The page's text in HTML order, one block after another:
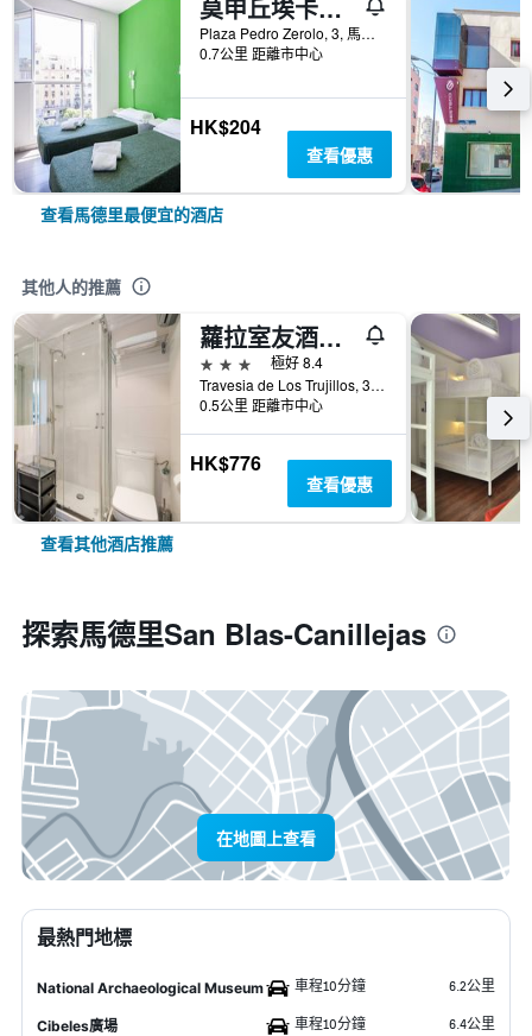
莫申丘埃卡旅舍
Plaza Pedro Zerolo, 3, 馬德里, 西班牙
0.7公里 距離市中心
HK$204
查看優惠
查看馬德里最便宜的酒店
其他人的推薦
蘿拉室友酒店 - 馬德里
3星級
極好 8.4
Travesia de Los Trujillos, 3, 馬德里, 西班牙
0.5公里 距離市中心
HK$776
查看優惠
查看其他酒店推薦
探索馬德里San Blas-Canillejas
在地圖上查看
最熱門地標
National Archaeological Museum 車程10分鐘 6.2公里
Cibeles廣場 車程10分鐘 6.4公里